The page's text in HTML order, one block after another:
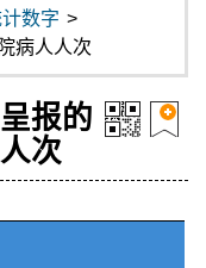
数字 >
病人人次
报的
次